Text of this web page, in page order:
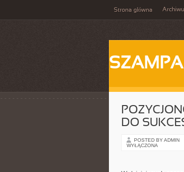
Strona główna
DO
POSTED BY ADMIN
WYŁĄCZONA